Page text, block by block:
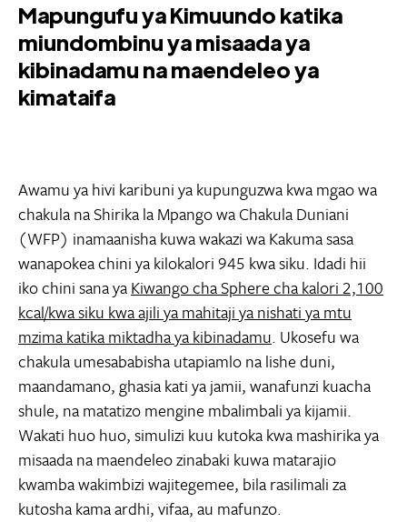
Mapungufu ya Kimuundo katika
miundombinu ya misaada ya
kibinadamu na maendeleo ya
kimataifa
Awamu ya hivi karibuni ya kupunguzwa kwa mgao wa
chakula na Shirika la Mpango wa Chakula Duniani
(WFP) inamaanisha kuwa wakazi wa Kakuma sasa
wanapokea chini ya kilokalori 945 kwa siku. Idadi hii
iko chini sana yaKiwango cha Sphere cha kalori 2,100
kcal/kwa siku kwa ajili ya mahitaji ya nishati ya mtu
mzima katika miktadha ya kibinadamu. Ukosefu wa
chakula umesababisha utapiamlo na lishe duni,
maandamano, ghasia kati ya jamii, wanafunzi kuacha
shule, na matatizo mengine mbalimbali ya kijamii.
Wakati huo huo, simulizi kuu kutoka kwa mashirika ya
misaada na maendeleo zinabaki kuwa matarajio
kwamba wakimbizi wajitegemee, bila rasilimali za
kutosha kama ardhi, vifaa, au mafunzo.